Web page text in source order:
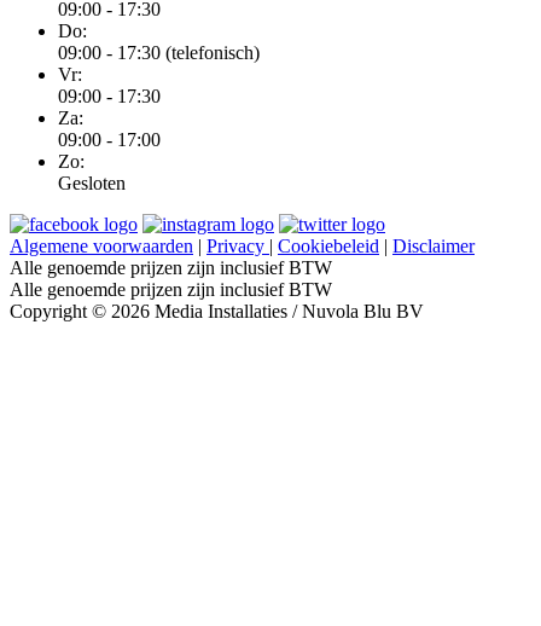
09:00 - 17:30
Do:
09:00 - 17:30 (telefonisch)
Vr:
09:00 - 17:30
Za:
09:00 - 17:00
Zo:
Gesloten
Algemene voorwaarden | Privacy | Cookiebeleid | Disclaimer
Alle genoemde prijzen zijn inclusief BTW
Alle genoemde prijzen zijn inclusief BTW
Copyright © 2026 Media Installaties / Nuvola Blu BV